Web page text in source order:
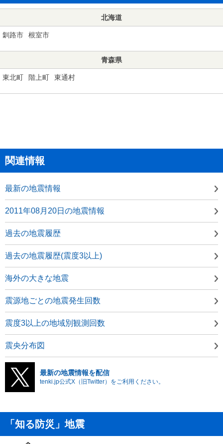
北海道
釧路市 根室市
青森県
東北町 階上町 東通村
関連情報
最新の地震情報
2011年08月20日の地震情報
過去の地震履歴
過去の地震履歴(震度3以上)
海外の大きな地震
震源地ごとの地震発生回数
震度3以上の地域別観測回数
震央分布図
最新の地震情報を配信
tenki.jp公式X（旧Twitter）をご利用ください。
「知る防災」地震